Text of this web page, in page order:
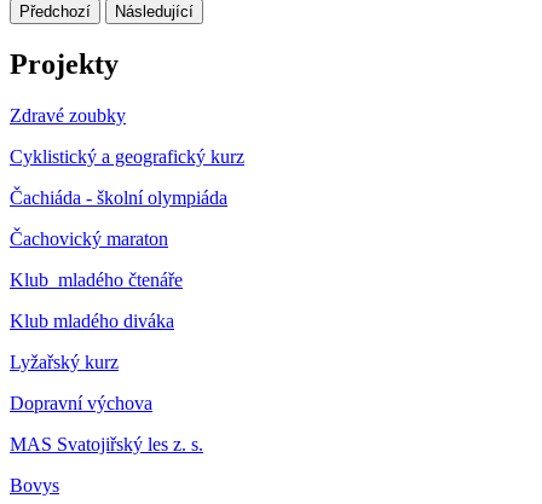
Předchozí Následující
Projekty
Zdravé zoubky
Cyklistický a geografický kurz
Čachiáda - školní olympiáda
Čachovický maraton
Klub mladého čtenáře
Klub mladého diváka
Lyžařský kurz
Dopravní výchova
MAS Svatojiřský les z. s.
Bovys